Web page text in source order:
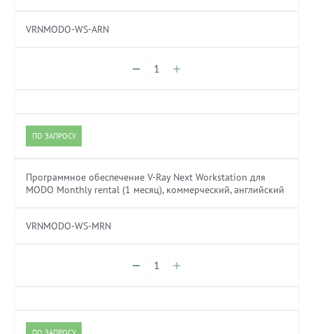
VRNMODO-WS-ARN
ПО ЗАПРОСУ
Программное обеспечение V-Ray Next Workstation для
MODO Monthly rental (1 месяц), коммерческий, английский
VRNMODO-WS-MRN